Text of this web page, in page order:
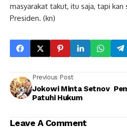
masyarakat takut, itu saja, tapi kan
Presiden. (kn)
Previous Post
Jokowi Minta Setnov
Patuhi Hukum
Leave A Comment